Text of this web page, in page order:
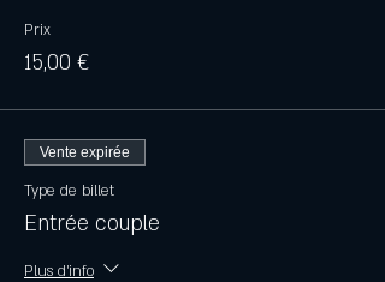
Prix
15,00 €
Vente expirée
Type de billet
Entrée couple
Plus d'info